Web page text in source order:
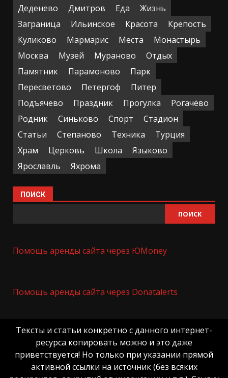
Деденево
Дмитров Еда
Жизнь
Заграница
Ильинское Красота
Крепость
Куликово
Мармарис Места
Монастырь
Москва
Музей Мураново
Отдых
Памятник
Парамоново
Парк
Пересветово
Петергоф
Питер
Подъячево
Праздник Прогулка
Рогачёво
Родник
Синьково Спорт
Стадион
Статьи
Степаново Техника
Турция
Храм
Церковь Школа
Языково
Ярославль
Яхрома
ПОИСК
ПОИСК
Помощь аренды сайта через ЮMoney
Помощь аренды сайта через Donatalerts
Тексты и статьи конкретно с данного интернет-
ресурса копировать можно и это даже
приветствуется! Но только при указании прямой
активной ссылки на источник (без всяких